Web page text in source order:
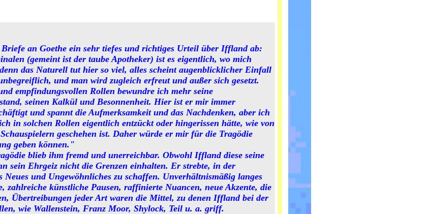
an Goethe ein sehr tiefes und richtiges Urteil über Iffland ab:
(gemeint ist der taube Apotheker) ist es eigentlich, wo mich
das Naturell tut hier so viel, alles scheint augenblicklicher Einfall
und man wird zugleich erfreut und außer sich gesetzt.
empfindungsvollen Rollen bewundre ich mehr seine
seinen Kalkül und Besonnenheit. Hier ist er mir immer
und spannt die Aufmerksamkeit und das Nachdenken, aber ich
in solchen Rollen eigentlich entzückt oder hingerissen hätte, wie von
geschehen ist. Daher würde er mir für die Tragödie
geben können."
blieb ihm fremd und unerreichbar. Obwohl Iffland diese seine
sein Ehrgeiz nicht die Grenzen einhalten. Er strebte, in der
Neues und Ungewöhnliches zu schaffen. Unverhältnismäßig langes
zahlreiche künstliche Pausen, raffinierte Nuancen, neue Akzente, die
Übertreibungen jeder Art waren die Mittel, zu denen Iffland bei der
wie Wallenstein, Franz Moor, Shylock, Teil u. a. griff.